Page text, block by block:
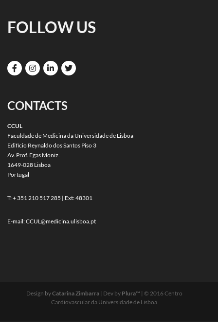
FOLLOW US
CONTACTS
CCUL
Faculdade de Medicina da Universidade de Lisboa
Edifício Reynaldo dos Santos Piso 3
Av. Prof. Egas Moniz.
1649-028 Lisboa
Portugal
T: + 351 210 517 285 | Ext: 48301
E-mail:CCUL@medicina.ulisboa.pt
Design byCatarina Zimbarra| Dev by Plura™ | © 2016 Centro
Cardiovascular da Universidade de Lisboa